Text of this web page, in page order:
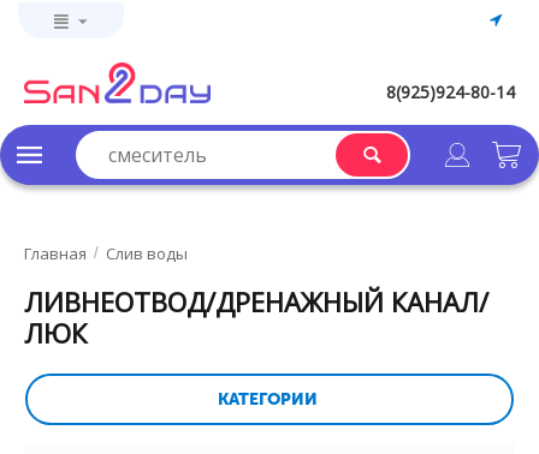
8(925)924-80-14
Главная / Слив воды
ЛИВНЕОТВОД/ДРЕНАЖНЫЙ КАНАЛ/
ЛЮК
КАТЕГОРИИ